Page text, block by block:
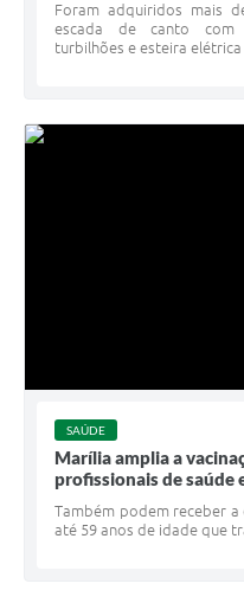
Foram adquiridos mais
escada de canto com
turbilhões e esteira elétrica
SAÚDE
Marília amplia a
profissionais de saúde
Também podem receber
até 59 anos de idade que